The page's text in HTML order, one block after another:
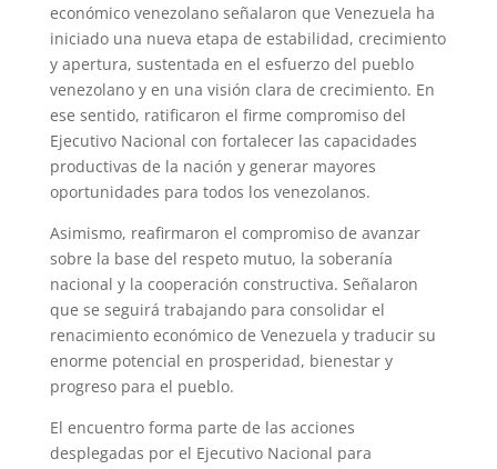
económico venezolano señalaron que Venezuela ha
iniciado una nueva etapa de estabilidad, crecimiento
y apertura, sustentada en el esfuerzo del pueblo
venezolano y en una visión clara de crecimiento. En
ese sentido, ratificaron el firme compromiso del
Ejecutivo Nacional con fortalecer las capacidades
productivas de la nación y generar mayores
oportunidades para todos los venezolanos.
Asimismo, reafirmaron el compromiso de avanzar
sobre la base del respeto mutuo, la soberanía
nacional y la cooperación constructiva. Señalaron
que se seguirá trabajando para consolidar el
renacimiento económico de Venezuela y traducir su
enorme potencial en prosperidad, bienestar y
progreso para el pueblo.
El encuentro forma parte de las acciones
desplegadas por el Ejecutivo Nacional para